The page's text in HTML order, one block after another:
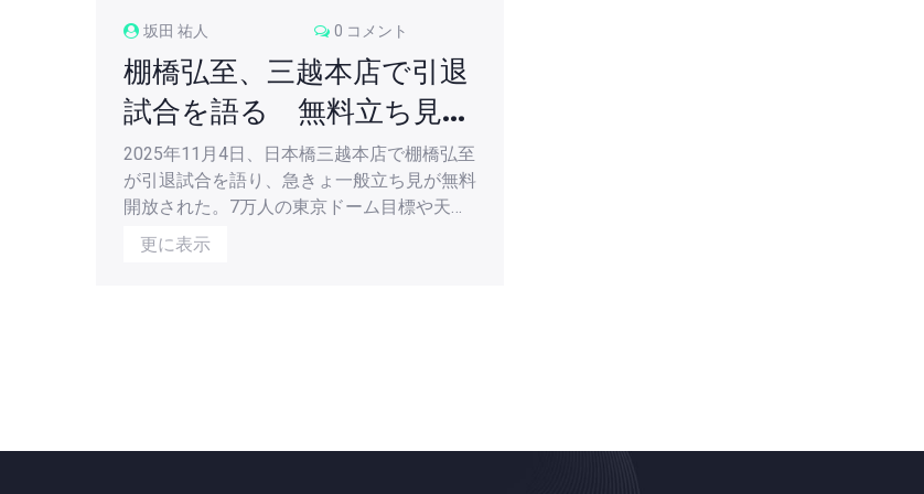
坂田 祐人 0 コメント
棚橋弘至、三越本店で引退
試合を語る 無料立ち見で
ファンと熱い交流
2025年11月4日、日本橋三越本店で棚橋弘至
が引退試合を語り、急きょ一般立ち見が無料
開放された。7万人の東京ドーム目標や天女
像の前での熱い言葉に、ファンは感動した。
更に表示